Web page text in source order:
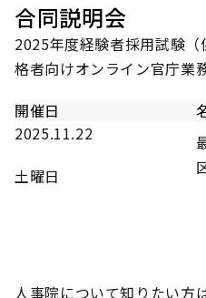
合同説明会
2025年度経験者採用試験
格者向けオンライン官庁業
開催日
2025.11.22
土曜日
人事院について知りたい方